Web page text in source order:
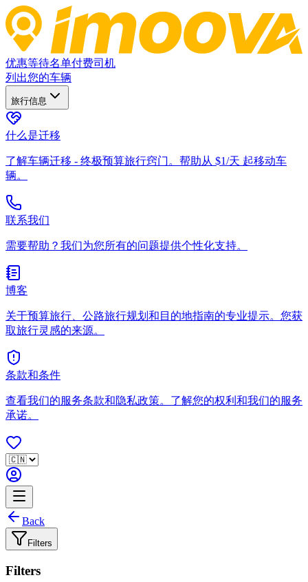
优惠等待名单付费司机
列出您的车辆
旅行信息
什么是迁移
了解车辆迁移 - 终极预算旅行窍门。帮助从 $1/天 起移动车
辆。
联系我们
需要帮助？我们为您所有的问题提供个性化支持。
博客
关于预算旅行、公路旅行规划和目的地指南的专业提示。您获
取旅行灵感的来源。
条款和条件
查看我们的服务条款和隐私政策。了解您的权利和我们的服务
承诺。
Back
Filters
Filters